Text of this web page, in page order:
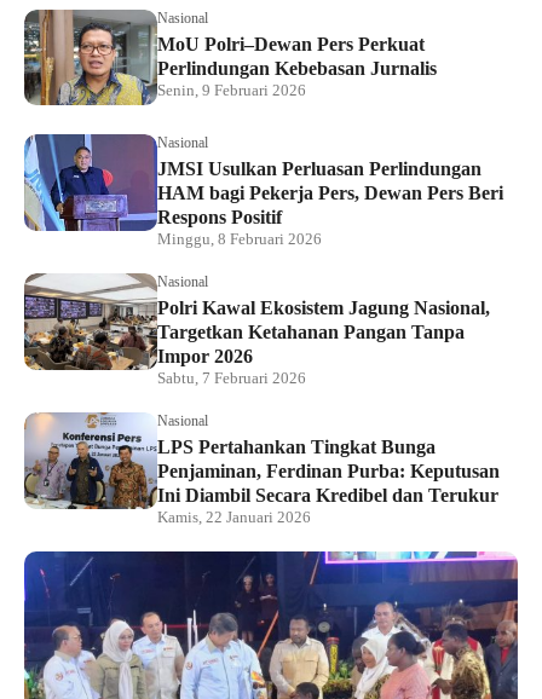
Nasional
MoU Polri–Dewan Pers Perkuat
Perlindungan Kebebasan Jurnalis
Senin, 9 Februari 2026
Nasional
JMSI Usulkan Perluasan Perlindungan
HAM bagi Pekerja Pers, Dewan Pers Beri
Respons Positif
Minggu, 8 Februari 2026
Nasional
Polri Kawal Ekosistem Jagung Nasional,
Targetkan Ketahanan Pangan Tanpa
Impor 2026
Sabtu, 7 Februari 2026
Nasional
LPS Pertahankan Tingkat Bunga
Penjaminan, Ferdinan Purba: Keputusan
Ini Diambil Secara Kredibel dan Terukur
Kamis, 22 Januari 2026